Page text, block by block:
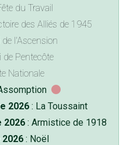
du Travail
des Alliés de 1945
de l'Ascension
de Pentecôte
Nationale
2026 : La Toussaint
2026 : Armistice de 1918
: Noël